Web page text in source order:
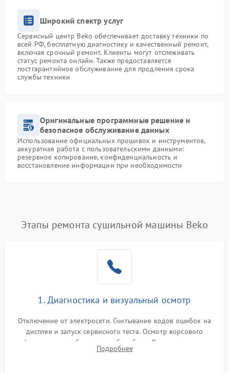
Широкий спектр услуг
Сервисный центр Beko обеспечивает доставку техники по
всей РФ, бесплатную диагностику и качественный ремонт,
включая срочный ремонт. Клиенты могут отслеживать
статус ремонта онлайн. Также предоставляется
постгарантийное обслуживание для продления срока
службы техники
Оригинальные программные решение и
безопасное обслуживание данных
Использование официальных прошивок и инструментов,
аккуратная работа с пользовательскими данными:
резервное копирование, конфиденциальность и
восстановление информации при необходимости
Этапы ремонта сушильной машины Beko
1. Диагностика и визуальный осмотр
Отключение от электросети. Считывание кодов ошибок на
дисплее и запуск сервисного теста. Осмотр ворсового
фильтра, теплообменника и барабана. Опрос клиента о
неисправностях (не сушит, не крутит барабан, сильно шумит
Подробнее